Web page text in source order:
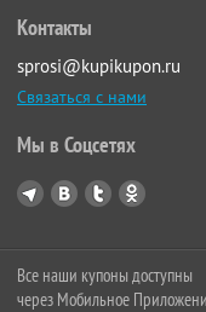
Контакты
sprosi@kupikupon.ru
Связаться с нами
Мы в Соцсетях
Все наши купоны доступны
через Мобильное